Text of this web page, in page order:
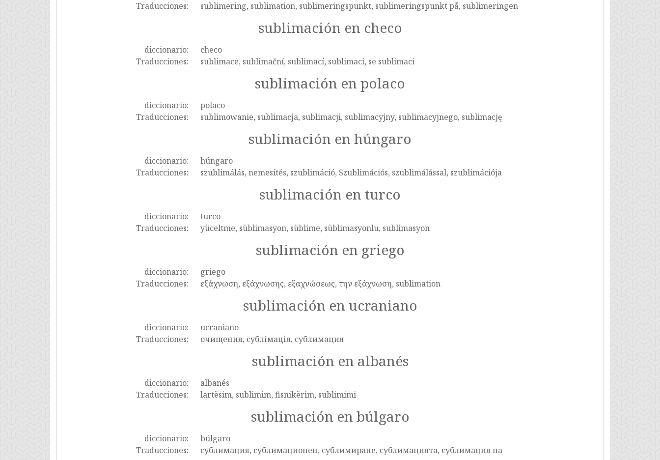
Traducciones:
sublimering, sublimation, sublimeringspunkt, sublimeringspunkt på, sublimeringen
sublimación en checo
diccionario:
checo
Traducciones:
sublimace, sublimační, sublimací, sublimaci, se sublimací
sublimación en polaco
diccionario:
polaco
Traducciones:
sublimowanie, sublimacja, sublimacji, sublimacyjny, sublimacyjnego, sublimację
sublimación en húngaro
diccionario:
húngaro
Traducciones:
szublimálás, nemesítés, szublimáció, Szublimációs, szublimálással, szublimációja
sublimación en turco
diccionario:
turco
Traducciones:
yüceltme, süblimasyon, süblime, süblimasyonlu, sublimasyon
sublimación en griego
diccionario:
griego
Traducciones:
εξάχνωση, εξάχνωσης, εξαχνώσεως, την εξάχνωση, sublimation
sublimación en ucraniano
diccionario:
ucraniano
Traducciones:
очищення, сублімація, сублимация
sublimación en albanés
diccionario:
albanés
Traducciones:
lartësim, sublimim, fisnikërim, sublimimi
sublimación en búlgaro
diccionario:
búlgaro
Traducciones:
сублимация, сублимационен, сублимиране, сублимацията, сублимация на